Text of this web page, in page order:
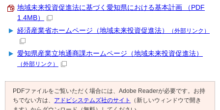
地域未来投資促進法に基づく愛知県における基本計画 （PDF
1.4MB）
経済産業省ホームページ（地域未来投資促進法）
（外部リンク）
愛知県産業立地通商課ホームページ（地域未来投資促進法）
（外部リンク）
PDFファイルをご覧いただく場合には、Adobe Readerが必要です。お持
ちでない方は、 アドビシステムズ社のサイト
（新しいウィンドウで開き